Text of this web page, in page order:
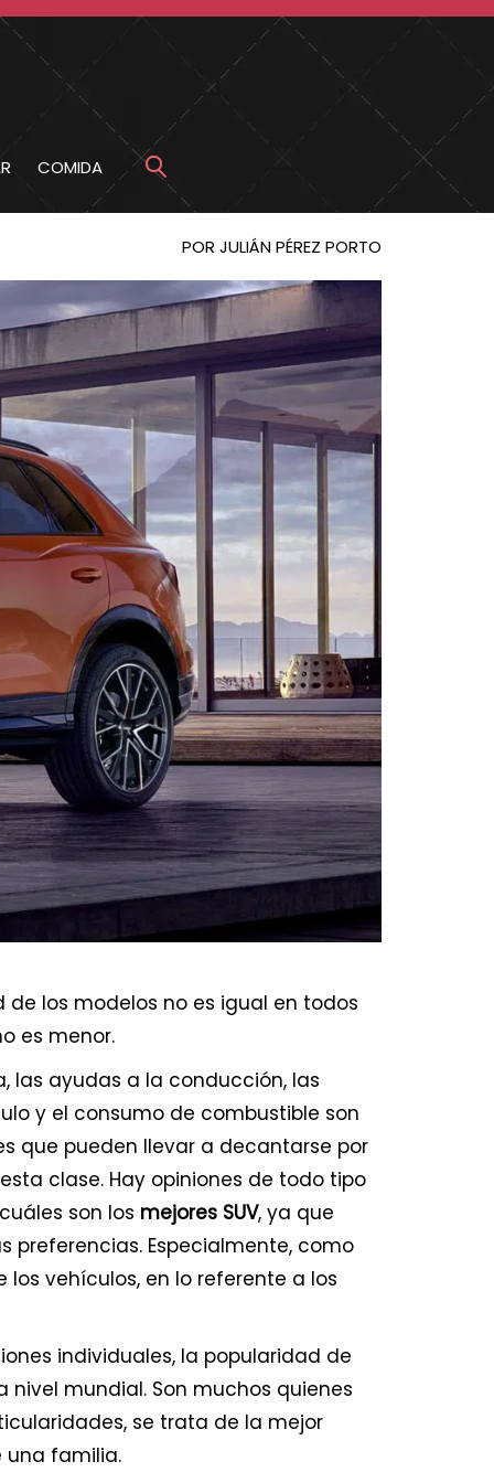
COMIDA
POR JULIÁN PÉREZ PORTO
los modelos no es igual en todos
es menor.
las ayudas a la conducción, las
y el consumo de combustible son
que pueden llevar a decantarse por
clase. Hay opiniones de todo tipo
son los mejores SUV, ya que
preferencias. Especialmente, como
vehículos, en lo referente a los
individuales, la popularidad de
mundial. Son muchos quienes
se trata de la mejor
una familia.